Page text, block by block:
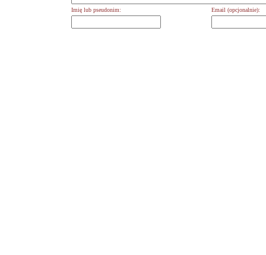
Imię lub pseudonim: Email (opcjonalnie):